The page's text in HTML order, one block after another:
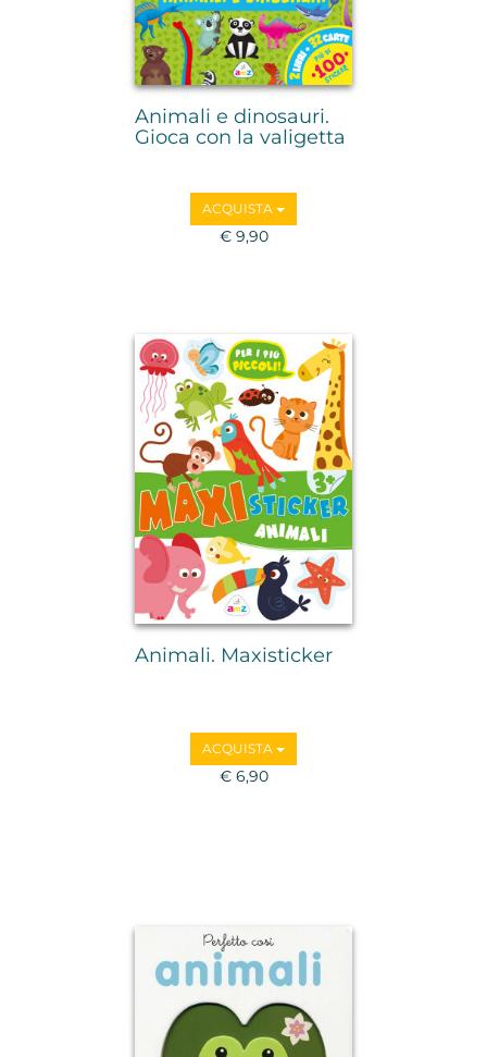
Animali e dinosauri.
Gioca con la valigetta
ACQUISTA
€ 9,90
Animali. Maxisticker
ACQUISTA
€ 6,90